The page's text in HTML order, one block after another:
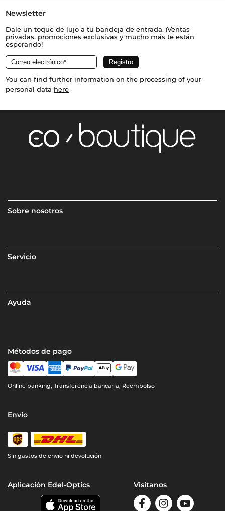
Newsletter
Dale un toque de lujo a tu bandeja de entrada. ¡Ventas
privadas, promociones exclusivas y mucho más te están
esperando!
You can find further information on the processing of your
personal data here
Sobre nosotros
Servicio
Ayuda
Métodos de pago
Online banking, Transferencia bancaria, Reembolso
Envío
Sin gastos de envío ni devolución
Aplicación Edel-Optics Visítanos